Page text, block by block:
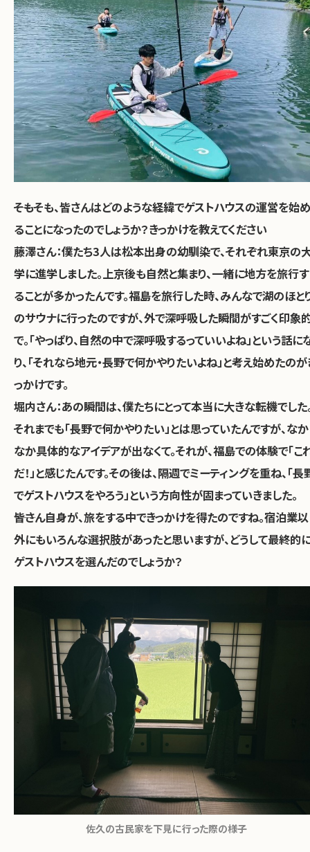
――そもそも、皆さんはどのような経緯でゲストハウスの運営を始め
ることになったのでしょうか？きっかけを教えてください
藤澤さん：僕たち3人は松本出身の幼馴染で、それぞれ東京の
学に進学しました。上京後も自然と集まり、一緒に地方を旅行す
ることが多かったんです。福島を旅行した時、みんなで湖のほと
のサウナに行ったのですが、外で深呼吸した瞬間がすごく印象
で。「やっぱり、自然の中で深呼吸するっていいよね」という話に
り、「それなら地元・長野で何かやりたいよね」と考え始めたの
っかけです。
堀内さん：あの瞬間は、僕たちにとって本当に大きな転機でした
それまでも「長野で何かやりたい」とは思っていたんですが、なか
なか具体的なアイデアが出なくて。それが、福島での体験で「こ
だ！」と感じたんです。その後は、隔週でミーティングを重ね、「長
でゲストハウスをやろう」という方向性が固まっていきました。
――皆さん自身が、旅をする中できっかけを得たのですね。宿泊業以
外にもいろんな選択肢があったと思いますが、どうして最終的
ゲストハウスを選んだのでしょうか？
佐久の古民家を下見に行った際の様子